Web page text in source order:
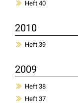
Heft 40
2010
Heft 39
2009
Heft 38
Heft 37